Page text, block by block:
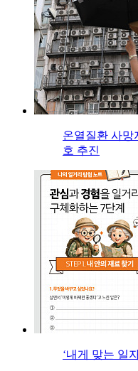
온열질환 사망
호 추진
‘내게 맞는 일